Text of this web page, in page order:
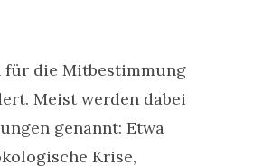
für die Mitbestimmung
Meist werden dabei
genannt: Etwa
Krise,